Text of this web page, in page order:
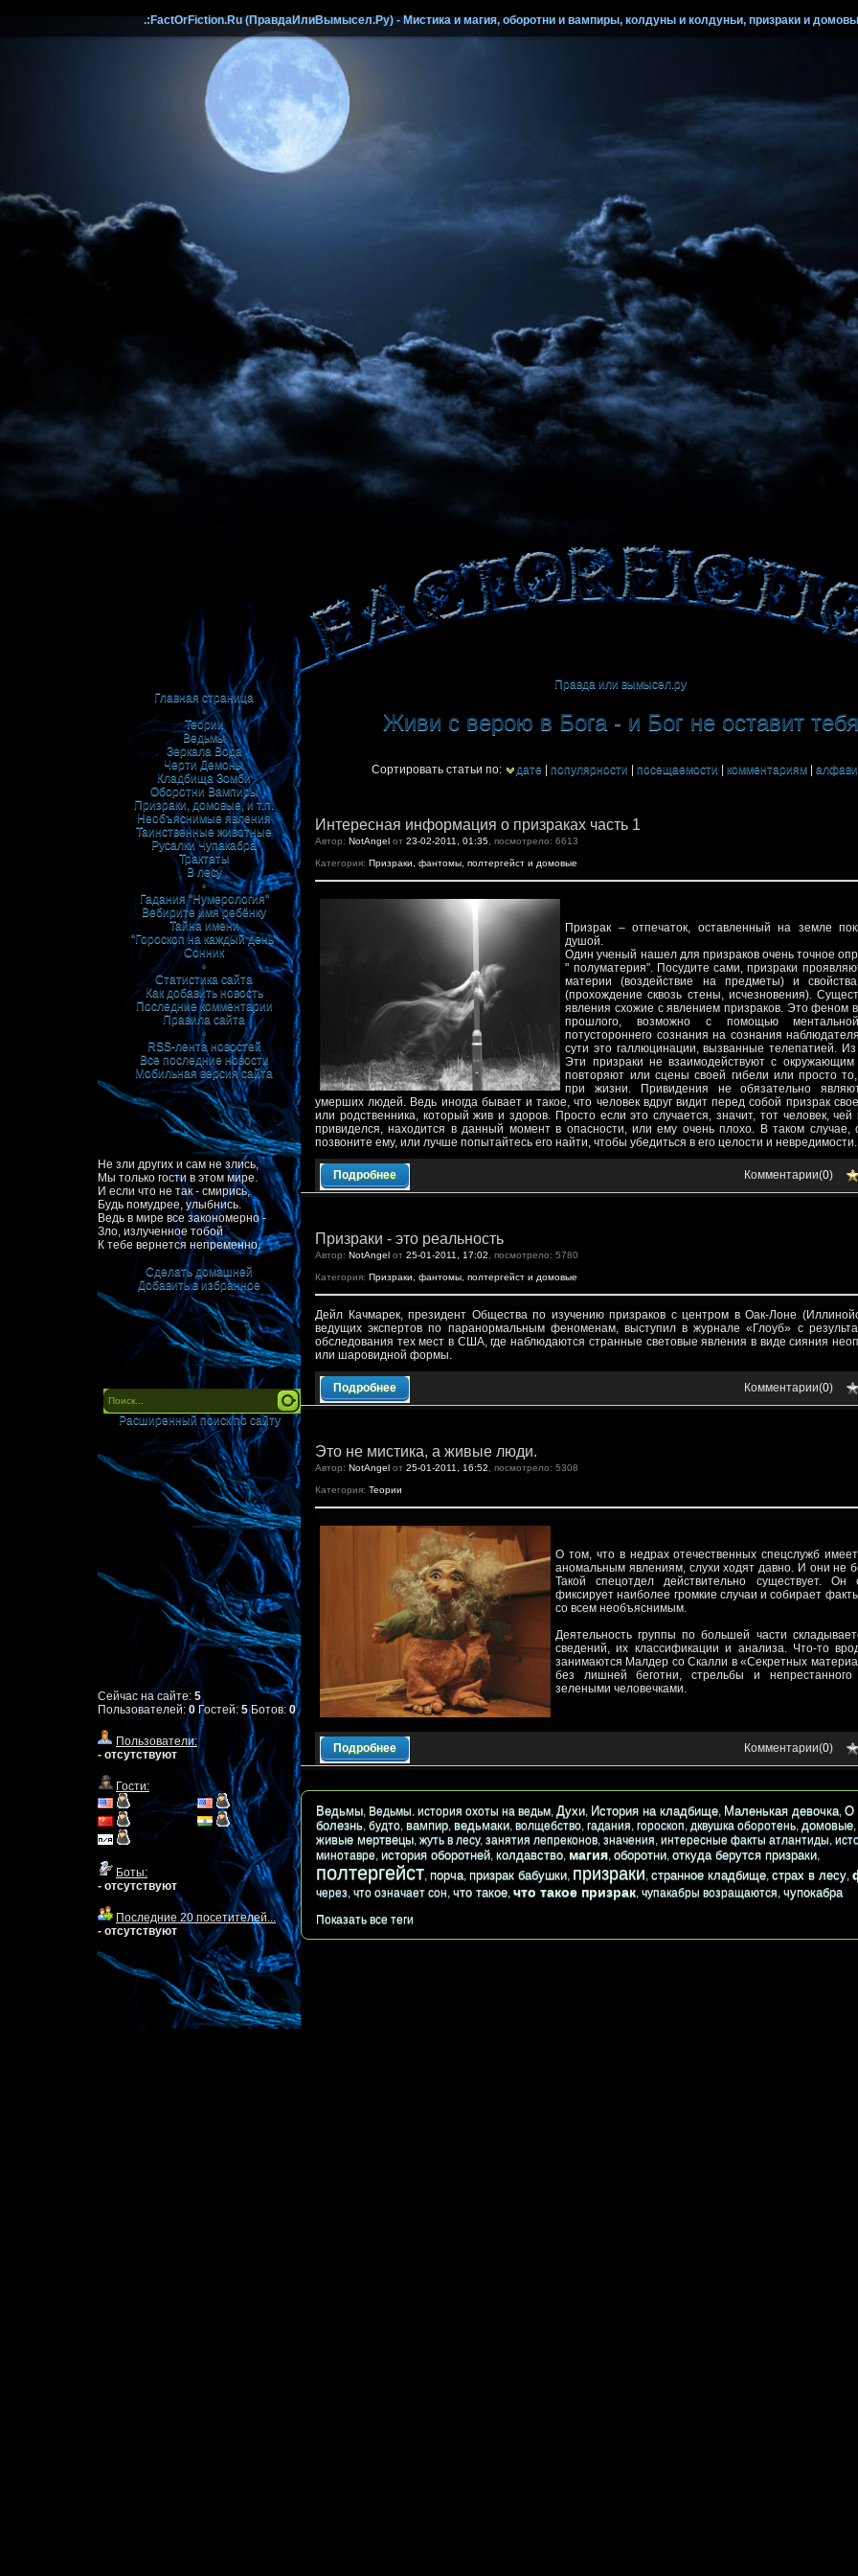
.:FactOrFiction.Ru (ПравдаИлиВымысел.Ру) - Мистика и магия, оборотни и вампиры, колдуны и колдуньи, призраки и
Главная страница
•
Теории
Ведьмы
Зеркала Вода
Черти Демоны
Кладбища Зомби
Оборотни Вампиры
Призраки, домовые, и т.п.
Необъяснимые явления
Таинственные животные
Русалки Чупакабра
Трактаты
В лесу
•
Гадания "Нумерология"
Вебирите имя ребёнку
Тайна имени
"Гороскоп на каждый день"
Сонник
•
Статистика сайта
Как добавить новость
Последние комментарии
Правила сайта
•
RSS-лента новостей
Все последние новости
Мобильная версия сайта
Не зли других и сам не злись,
Мы только гости в этом мире.
И если что не так - смирись,
Будь помудрее, улыбнись.
Ведь в мире все закономерно -
Зло, излученное тобой
К тебе вернется непременно.
Сделать домашней
|
Добавить в избранное
Расширенный поиск по сайту
Сейчас на сайте: 5
Пользователей:0 Гостей: 5Ботов:0
Пользователи:
- отсутствуют
Гости:
Боты:
- отсутствуют
Последние 20 посетителей...
- отсутствуют
Правда или вымысел.ру
Живи с верою в Бога - и Бог не оставит тебя
Сортировать статьи по: дате | популярности | посещаемости | комментариям |
Интересная информация о призраках часть 1
Автор: NotAngel от 23-02-2011, 01:35 , посмотрело: 6613
Категория: Призраки, фантомы, полтергейст и домовые
Призрак – отпечаток, оставленный на земле
душой.
Один ученый нашел для призраков очень точное
" полуматерия". Посудите сами, призраки
материи (воздействие на предметы) и
(прохождение сквозь стены, исчезновения).
явления схожие с явлением призраков. Это феном
прошлого, возможно с помощью
потустороннего сознания на сознания
сути это галлюцинации, вызванные телепатией.
Эти призраки не взаимодействуют с
повторяют или сцены своей гибели или просто
при жизни. Привидения не обязательно
умерших людей. Ведь иногда бывает и такое, что человек вдруг видит перед собой призрак
или родственника, который жив и здоров. Просто если это случается, значит, тот человек, чей
привиделся, находится в данный момент в опасности, или ему очень плохо. В таком случае,
позвоните ему, или лучше попытайтесь его найти, чтобы убедиться в его целости и невредимости.
Подробнее Комментарии(0)
Призраки - это реальность
Автор: NotAngel от 25-01-2011, 17:02 , посмотрело: 5780
Категория: Призраки, фантомы, полтергейст и домовые
Дейл Качмарек, президент Общества по изучению призраков с центром в Оак-Лоне
ведущих экспертов по паранормальным феноменам, выступил в журнале «Глоуб» с
обследования тех мест в США, где наблюдаются странные световые явления в виде сияния
или шаровидной формы.
Подробнее Комментарии(0)
Это не мистика, а живые люди.
Автор: NotAngel от 25-01-2011, 16:52 , посмотрело: 5308
Категория: Теории
О том, что в недрах отечественных спецслужб
аномальным явлениям, слухи ходят давно. И они не
Такой спецотдел действительно существует. Он
фиксирует наиболее громкие случаи и собирает
со всем необъяснимым.
Деятельность группы по большей части
сведений, их классификации и анализа. Что-то
занимаются Малдер со Скалли в «Секретных
без лишней беготни, стрельбы и
зелеными человечками.
Подробнее Комментарии(0)
Ведьмы, Ведьмы. история охоты на ведьм, Духи, История на кладбище, Маленькая девочка, О
болезнь, будто, вампир, ведьмаки, волщебство, гадания, гороскоп, дквушка оборотень, домовые,
живые мертвецы, жуть в лесу, занятия лепреконов, значения, интересные факты атлантиды,
минотавре, история оборотней, колдавство, магия, оборотни, откуда берутся призраки,
полтергейст, порча, призрак бабушки, призраки, странное кладбище, страх в лесу,
через, что означает сон, что такое, что такое призрак, чупакабры возращаются, чупокабра
Показать все теги